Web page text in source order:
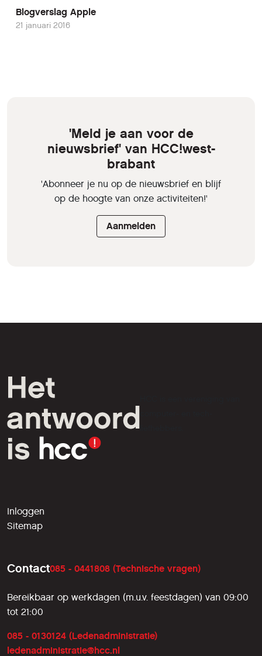
Blogverslag Apple
21 januari 2016
'Meld je aan voor de
nieuwsbrief' van HCC!west-
brabant
'Abonneer je nu op de nieuwsbrief en blijf
op de hoogte van onze activiteiten!'
Aanmelden
liefhebbers.
Inloggen
Sitemap
Contact085 - 0441808 (Technische vragen)
Bereikbaar op werkdagen (m.u.v. feestdagen) van 09:00
tot 21:00
085 - 0130124 (Ledenadministratie)
ledenadministratie@hcc.nl